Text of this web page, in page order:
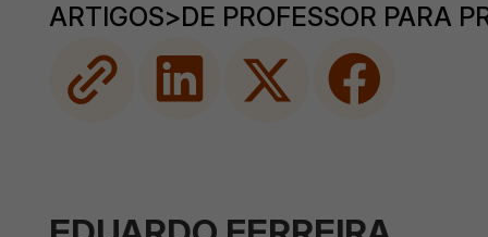
ARTIGOS>DE PROFESSOR PARA